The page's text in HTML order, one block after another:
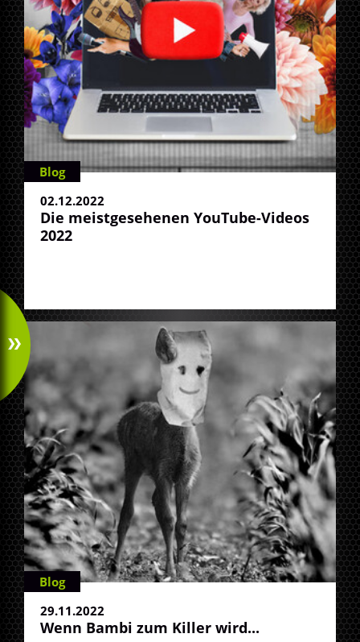
Blog
02.12.2022
Die meistgesehenen YouTube-Videos
2022
Blog
29.11.2022
Wenn Bambi zum Killer wird...